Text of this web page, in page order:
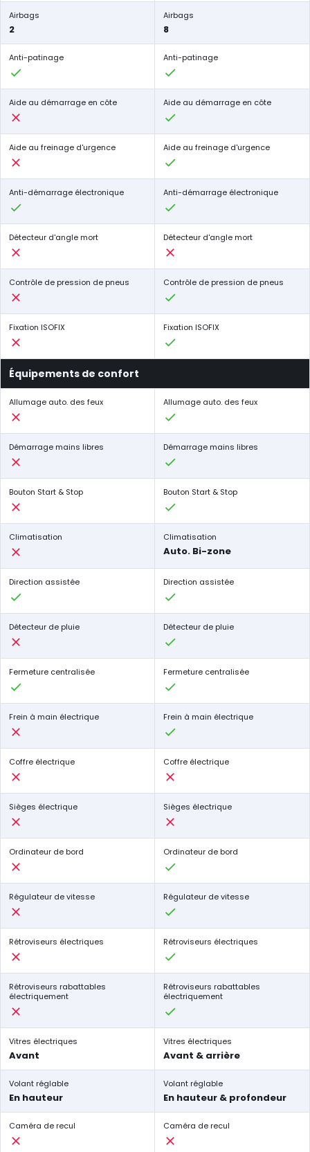
Airbags
2
Airbags
8
Anti-patinage Anti-patinage
Aide au démarrage en côte Aide au démarrage en côte
Aide au freinage d'urgence Aide au freinage d'urgence
Anti-démarrage électronique Anti-démarrage électronique
Détecteur d'angle mort Détecteur d'angle mort
Contrôle de pression de pneus Contrôle de pression de pneus
Fixation ISOFIX Fixation ISOFIX
Équipements de confort
Allumage auto. des feux Allumage auto. des feux
Démarrage mains libres Démarrage mains libres
Bouton Start & Stop Bouton Start & Stop
Climatisation Climatisation
Auto. Bi-zone
Direction assistée Direction assistée
Détecteur de pluie Détecteur de pluie
Fermeture centralisée Fermeture centralisée
Frein à main électrique Frein à main électrique
Coffre électrique Coffre électrique
Sièges électrique Sièges électrique
Ordinateur de bord Ordinateur de bord
Régulateur de vitesse Régulateur de vitesse
Rétroviseurs électriques Rétroviseurs électriques
Rétroviseurs rabattables
électriquement
Rétroviseurs rabattables
électriquement
Vitres électriques
Avant
Vitres électriques
Avant & arrière
Volant réglable
En hauteur
Volant réglable
En hauteur & profondeur
Caméra de recul Caméra de recul